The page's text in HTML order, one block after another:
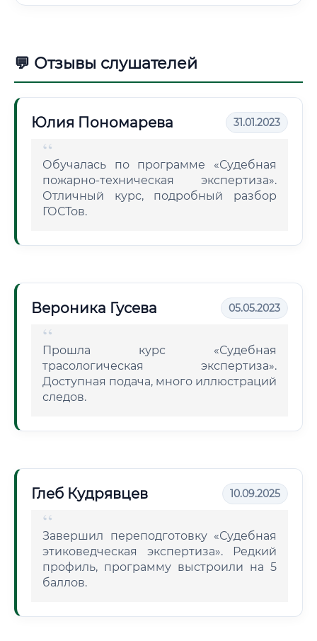
💬 Отзывы слушателей
Юлия Пономарева 31.01.2023
Обучалась по программе «Судебная
пожарно-техническая экспертиза».
Отличный курс, подробный разбор
ГОСТов.
Вероника Гусева 05.05.2023
Прошла курс «Судебная
трасологическая экспертиза».
Доступная подача, много иллюстраций
следов.
Глеб Кудрявцев 10.09.2025
Завершил переподготовку «Судебная
этиковедческая экспертиза». Редкий
профиль, программу выстроили на 5
баллов.